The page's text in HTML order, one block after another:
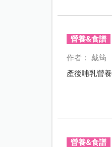
營養&食譜
作者： 戴筠
營養&食譜